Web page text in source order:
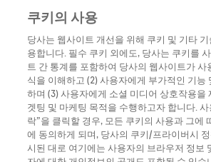
Roche
쿠키의 사용
당사는 웹사이트 개선을 위해 쿠키 및 기타
용합니다. 필수 쿠키 외에도, 당사는 쿠키를
트 간 통계를 포함하여 당사의 웹사이트가 사
식을 이해하고 (2) 사용자에게 부가적인 기능
하며 (3) 사용자에게 소셜 미디어 상호작용을
겟팅 및 마케팅 목적을 수행하고자 합니다.
락”을 클릭할 경우, 모든 쿠키의 사용과 그에
에 동의하게 되며, 당사의 쿠키/프라이버시
시된 대로 여기에는 사용자의 브라우저 정보